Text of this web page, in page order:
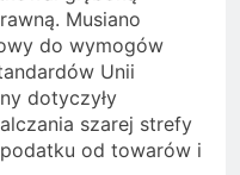
Musiano
do wymogów
Unii
dotyczyły
szarej strefy
od towarów i